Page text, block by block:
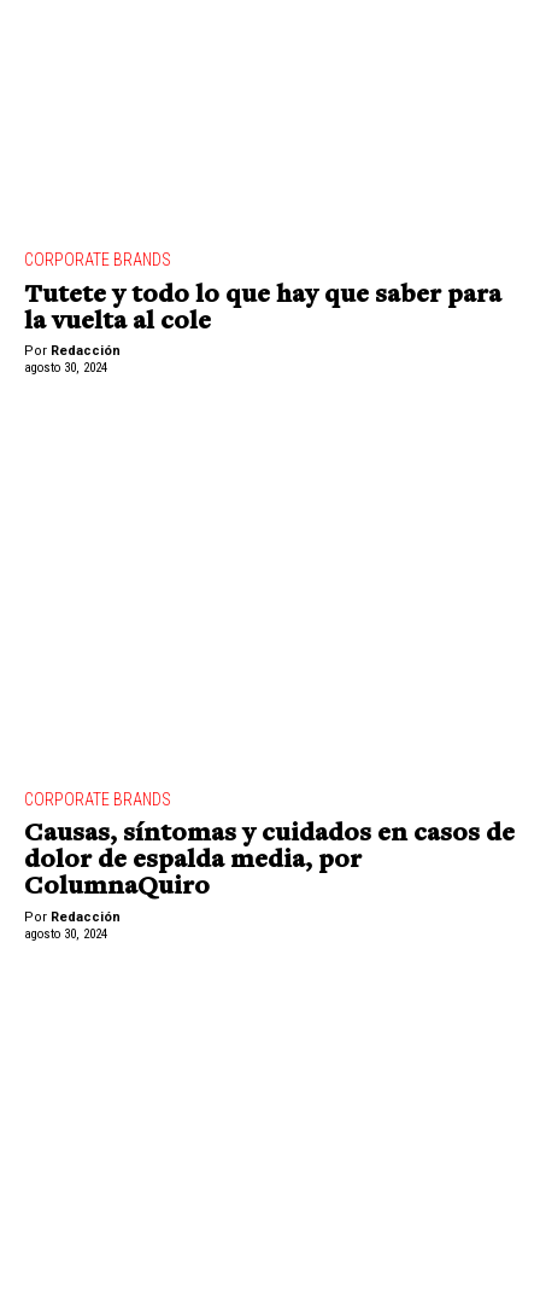
CORPORATE BRANDS
Tutete y todo lo que hay que saber para
la vuelta al cole
Por Redacción
agosto 30, 2024
CORPORATE BRANDS
Causas, síntomas y cuidados en casos de
dolor de espalda media, por
ColumnaQuiro
Por Redacción
agosto 30, 2024